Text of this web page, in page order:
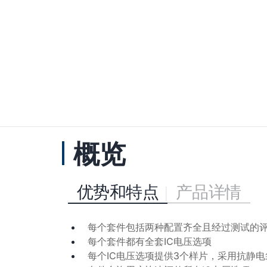
概览
优势和特点 产品详情
每个套件包括两种配置齐全且经过测试的
每个套件都有全套IC电压选项
每个IC电压选项提供3个样片，采用抗静